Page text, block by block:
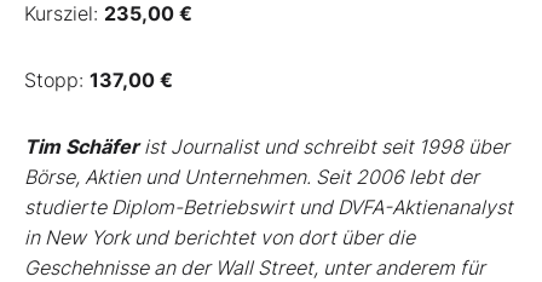
Kursziel: 235,00 €
Stopp: 137,00 €
Tim Schäferist Journalist und schreibt seit 1998 über
Börse, Aktien und Unternehmen. Seit 2006 lebt der
studierte Diplom-Betriebswirt und DVFA-Aktienanalyst
in New York und berichtet von dort über die
Geschehnisse an der Wall Street, unter anderem für